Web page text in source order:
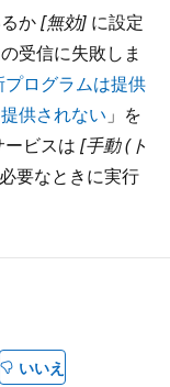
か[無効]に設定
受信に失敗しま
ログラムは提供
供されない 」を
ビスは [手動 (ト
要なときに実行
いいえ